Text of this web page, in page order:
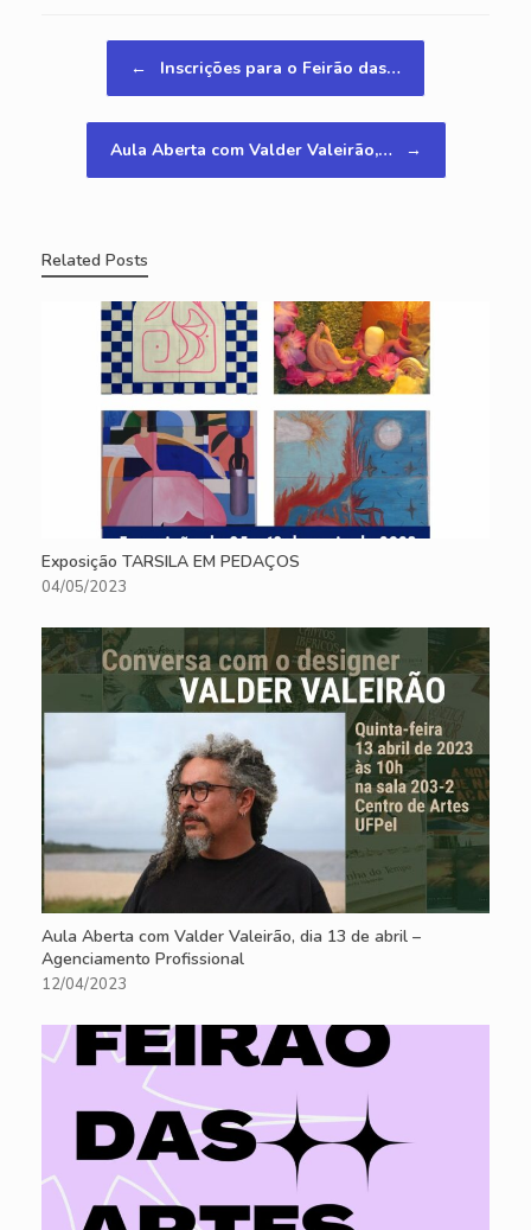
Navegação de posts
← Inscrições para o Feirão das…
Aula Aberta com Valder Valeirão,… →
Related Posts
Exposição TARSILA EM PEDAÇOS
04/05/2023
Aula Aberta com Valder Valeirão, dia 13 de abril –
Agenciamento Profissional
12/04/2023